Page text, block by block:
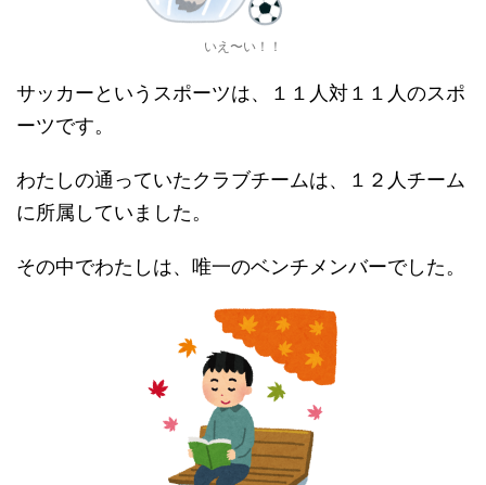
いえ〜い！！
サッカーというスポーツは、１１人対１１人のスポ
ーツです。
わたしの通っていたクラブチームは、１２人チーム
に所属していました。
その中でわたしは、唯一のベンチメンバーでした。